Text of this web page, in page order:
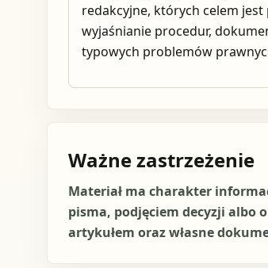
redakcyjne, których celem
wyjaśnianie procedur,
typowych problemów
Ważne zastrzeżenie
Materiał ma charakter
pisma, podjęciem decyzji albo
artykułem oraz własne